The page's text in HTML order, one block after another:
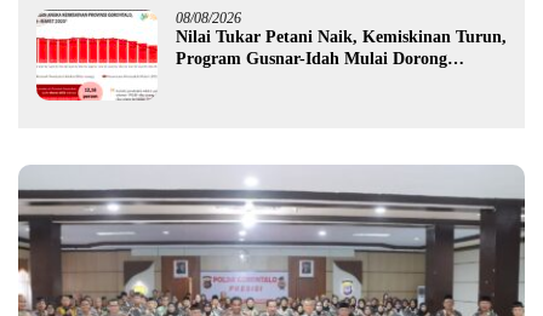
08/08/2026
Nilai Tukar Petani Naik, Kemiskinan Turun,
Program Gusnar-Idah Mulai Dorong